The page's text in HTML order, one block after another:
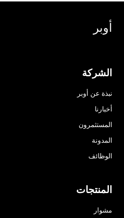
أوبر
الشركة
نبذة عن أوبر
أخبارنا
المستثمرون
المدونة
الوظائف
المنتجات
مشوار